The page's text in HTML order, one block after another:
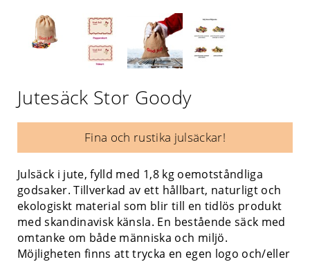
Jutesäck Stor Goody
Fina och rustika julsäckar!
Julsäck i jute, fylld med 1,8 kg oemotståndliga
godsaker. Tillverkad av ett hållbart, naturligt och
ekologiskt material som blir till en tidlös produkt
med skandinavisk känsla. En bestående säck med
omtanke om både människa och miljö.
Möjligheten finns att trycka en egen logo och/eller